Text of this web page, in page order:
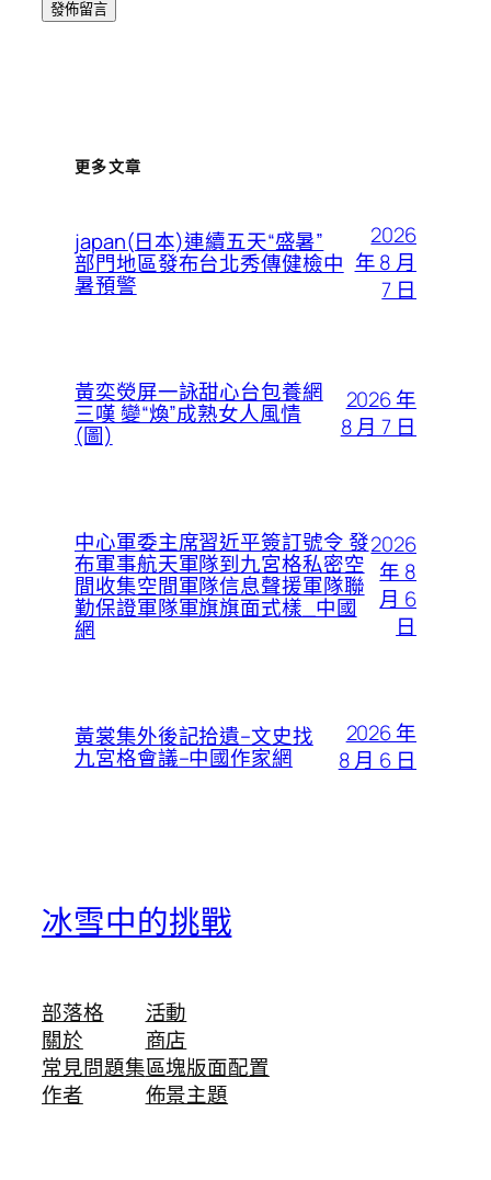
更多文章
japan(日本)連續五天“盛暑”
部門地區發布台北秀傳健檢中
暑預警
2026
年 8 月
7 日
黃奕熒屏一詠甜心台包養網
三嘆 變“煥”成熟女人風情
(圖)
2026 年
8 月 7 日
中心軍委主席習近平簽訂號令 發
布軍事航天軍隊到九宮格私密空
間收集空間軍隊信息聲援軍隊聯
勤保證軍隊軍旗旗面式樣_中國
網
2026
年 8
月 6
日
黃裳集外後記拾遺–文史找
九宮格會議–中國作家網
2026 年
8 月 6 日
冰雪中的挑戰
部落格
關於
常見問題集
作者
活動
商店
區塊版面配置
佈景主題